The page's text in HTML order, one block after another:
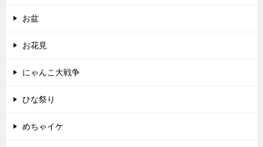
お盆
お花見
にゃんこ大戦争
ひな祭り
めちゃイケ